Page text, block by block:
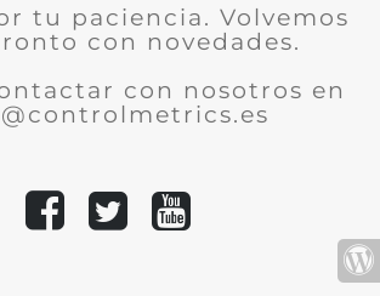
tu paciencia. Volvemos
con novedades.
con nosotros en